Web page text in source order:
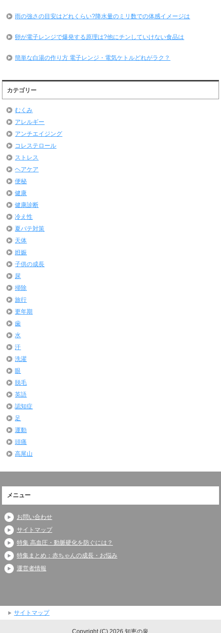
雨の強さの目安はどれくらい?降水量のミリ数での体感イメージは
卵が電子レンジで爆発する原理は?他にチンしていけない食品は
簡単な白湯の作り方 電子レンジ・電気ケトルどれがラク？
カテゴリー
むくみ
アレルギー
アンチエイジング
コレステロール
ストレス
ヘアケア
便秘
健康
健康診断
冷え性
夏バテ対策
天体
姙娠
子供の成長
尿
掃除
旅行
更年期
歯
水
汗
洗濯
眼
脱毛
英語
認知症
足
運動
頭痛
高尾山
メニュー
お問い合わせ
サイトマップ
特集 高血圧・動脈硬化を防ぐには？
特集まとめ：赤ちゃんの成長・お悩み
運営者情報
サイトマップ
Copyright (C) 2026 知恵の泉